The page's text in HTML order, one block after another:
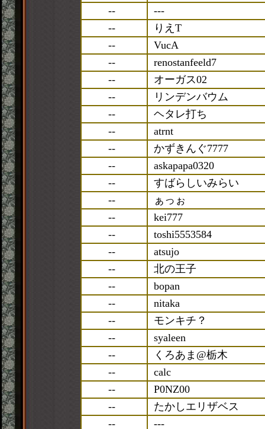
--
---
--
りえT
--
VucA
--
renostanfeeld7
--
オーガス02
--
リンデンバウム
--
ヘタレ打ち
--
atrnt
--
かずきんぐ7777
--
askapapa0320
--
すばらしいみらい
--
ぁっぉ
--
kei777
--
toshi5553584
--
atsujo
--
北の王子
--
bopan
--
nitaka
--
モンキチ？
--
syaleen
--
くろあま@栃木
--
calc
--
P0NZ00
--
たかしエリザベス
--
---